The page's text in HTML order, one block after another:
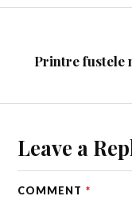
Printre fustele
Leave a
COMMENT *